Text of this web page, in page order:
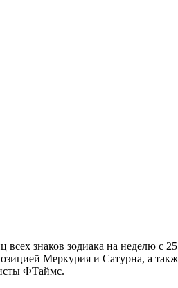
знаков зодиака на неделю с
Меркурия и Сатурна, а
ФТаймс.